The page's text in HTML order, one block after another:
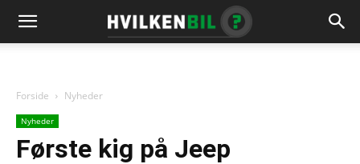
Forside Nyheder
Nyheder
Første kig på Jeep